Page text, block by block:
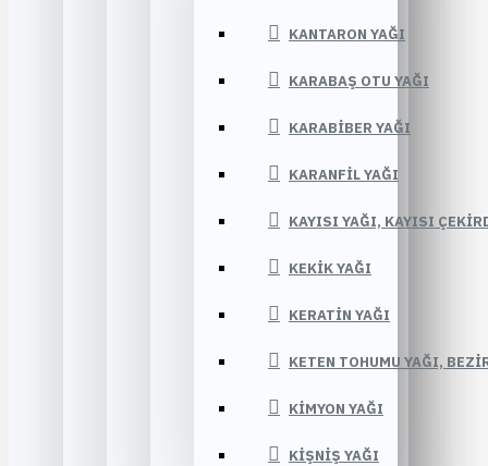
KANTARON YAĞI
KARABAŞ OTU YAĞI
KARABIBER YAĞI
KARANFIL YAĞI
KAYISI YAĞI, KAYISI
KEKIK YAĞI
KERATIN YAĞI
KETEN TOHUMU YAĞI,
KIMYON YAĞI
KIŞNIŞ YAĞI